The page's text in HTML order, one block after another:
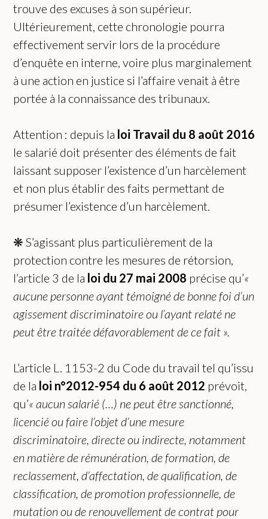
trouve des excuses à son supérieur.
Ultérieurement, cette chronologie pourra
effectivement servir lors de la procédure
d’enquête en interne, voire plus marginalement
à une action en justice si l’affaire venait à être
portée à la connaissance des tribunaux.
Attention : depuis la loi Travail du 8 août 2016
le salarié doit présenter des éléments de fait
laissant supposer l’existence d’un harcèlement
et non plus établir des faits permettant de
présumer l’existence d’un harcèlement.
❋ S’agissant plus particulièrement de la
protection contre les mesures de rétorsion,
l’article 3 de la loi du 27 mai 2008 précise qu’«
aucune personne ayant témoigné de bonne foi d’un
agissement discriminatoire ou l’ayant relaté ne
peut être traitée défavorablement de ce fait ».
L’article L. 1153-2 du Code du travail tel qu’issu
de la loi n°2012-954 du 6 août 2012 prévoit,
qu’« aucun salarié (…) ne peut être sanctionné,
licencié ou faire l’objet d’une mesure
discriminatoire, directe ou indirecte, notamment
en matière de rémunération, de formation, de
reclassement, d’affectation, de qualification, de
classification, de promotion professionnelle, de
mutation ou de renouvellement de contrat pour